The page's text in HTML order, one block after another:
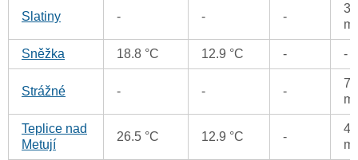
Slatiny - - -
Sněžka 18.8 °C 12.9 °C - -
Strážné - - -
Teplice nad
Metují
26.5 °C 12.9 °C -